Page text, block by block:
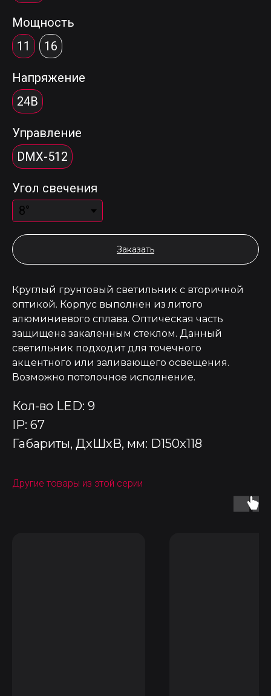
Мощность
11
16
Напряжение
24В
Управление
DMX-512
Угол свечения
Заказать
Круглый грунтовый светильник с вторичной
оптикой. Корпус выполнен из литого
алюминиевого сплава. Оптическая часть
защищена закаленным стеклом. Данный
светильник подходит для точечного
акцентного или заливающего освещения.
Возможно потолочное исполнение.
Кол-во LED: 9
IP: 67
Габариты, ДхШхВ, мм: D150x118
Другие товары из этой серии